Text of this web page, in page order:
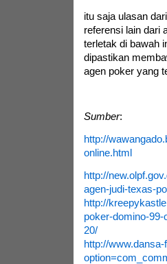
itu saja ulasan
referensi lain dari
terletak di bawah
dipastikan
agen poker yang
Sumber:
http://
online.html
http://
agen-judi-texas-
http://
poker-domino-
20/
http://